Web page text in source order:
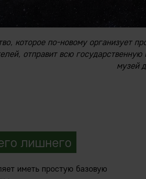
которое по-новому организует
отправит всю
музей
лишнего
иметь простую базовую